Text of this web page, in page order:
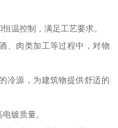
温控制，满足工艺要求。
、肉类加工等过程中，对物
冷源，为建筑物提供舒适的
镀质量。